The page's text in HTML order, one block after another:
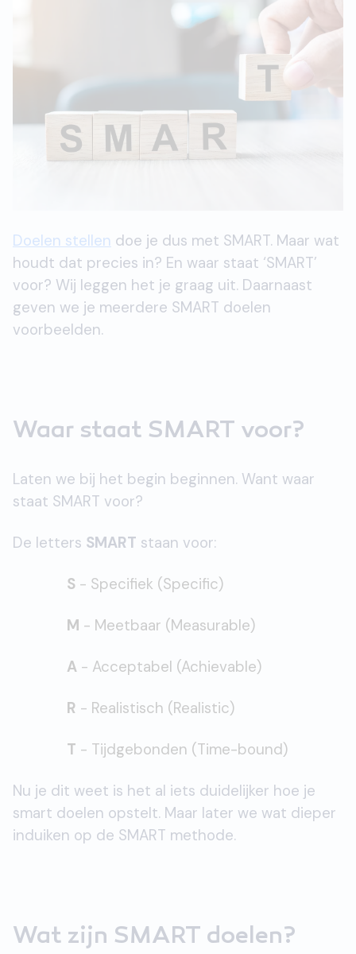
Doelen stellen doe je dus met SMART. Maar wat
houdt dat precies in? En waar staat ‘SMART’
voor? Wij leggen het je graag uit. Daarnaast
geven we je meerdere SMART doelen
voorbeelden.
Waar staat SMART voor?
Laten we bij het begin beginnen. Want waar
staat SMART voor?
De letters SMART staan voor:
S - Specifiek (Specific)
M - Meetbaar (Measurable)
A - Acceptabel (Achievable)
R - Realistisch (Realistic)
T - Tijdgebonden (Time-bound)
Nu je dit weet is het al iets duidelijker hoe je
smart doelen opstelt. Maar later we wat dieper
induiken op de SMART methode.
Wat zijn SMART doelen?